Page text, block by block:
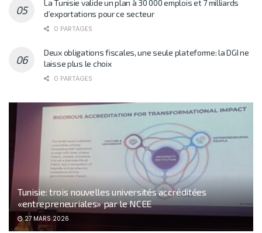
La Tunisie valide un plan à 30 000 emplois et 7 milliards
d’exportations pour ce secteur
0 PARTAGES
Deux obligations fiscales, une seule plateforme: la DGI ne
laisse plus le choix
0 PARTAGES
Tunisie: trois nouvelles universités accréditées
«entrepreneuriales» par le NCEE
27 MARS 2026